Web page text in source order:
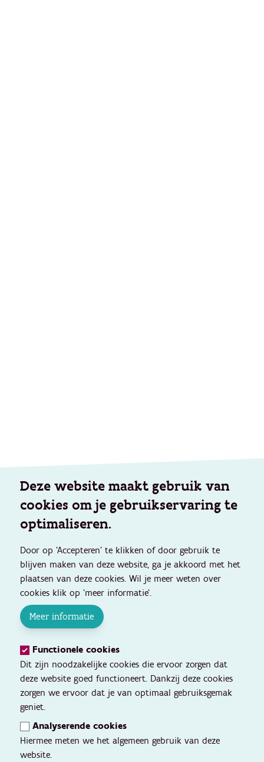
Deze website maakt gebruik van
cookies om je gebruikservaring te
optimaliseren.
Door op 'Accepteren' te klikken of door gebruik te
blijven maken van deze website, ga je akkoord met het
plaatsen van deze cookies. Wil je meer weten over
cookies klik op 'meer informatie'.
Meer informatie
Functionele cookies
Dit zijn noodzakelijke cookies die ervoor zorgen dat
deze website goed functioneert. Dankzij deze cookies
zorgen we ervoor dat je van optimaal gebruiksgemak
geniet.
Analyserende cookies
Hiermee meten we het algemeen gebruik van deze
website.